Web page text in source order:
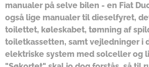
manualer på selve bilen - en Fiat
også lige manualer til dieselfyret,
toilettet, køleskabet, tømning af
toiletkassetten, samt vejledninger i
elektriske system med solceller og